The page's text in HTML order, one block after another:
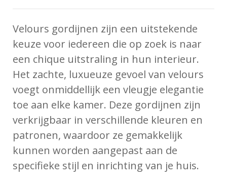
Velours gordijnen zijn een uitstekende
keuze voor iedereen die op zoek is naar
een chique uitstraling in hun interieur.
Het zachte, luxueuze gevoel van velours
voegt onmiddellijk een vleugje elegantie
toe aan elke kamer. Deze gordijnen zijn
verkrijgbaar in verschillende kleuren en
patronen, waardoor ze gemakkelijk
kunnen worden aangepast aan de
specifieke stijl en inrichting van je huis.